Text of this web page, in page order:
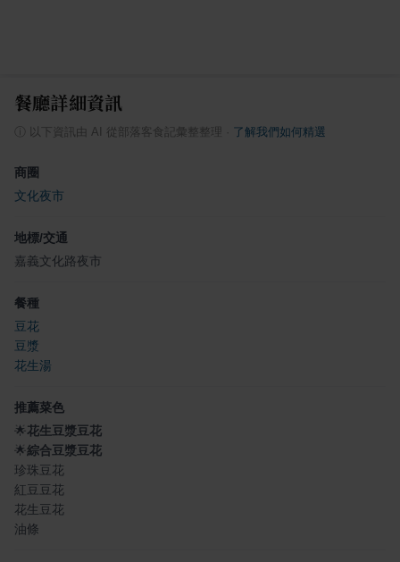
餐廳詳細資訊
ⓘ 以下資訊由 AI 從部落客食記彙整整理 了解我們如何精選
商圈
文化夜市
地標/交通
嘉義文化路夜市
餐種
豆花
豆漿
花生湯
推薦菜色
🌟花生豆漿豆花
🌟綜合豆漿豆花
珍珠豆花
紅豆豆花
花生豆花
油條